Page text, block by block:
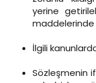
yerine
maddelerinde
İlgili
Sözleşmenin